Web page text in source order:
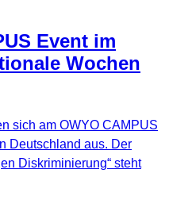
Event im
Wochen
sich am OWYO CAMPUS
Deutschland aus. Der
Diskriminierung“ steht